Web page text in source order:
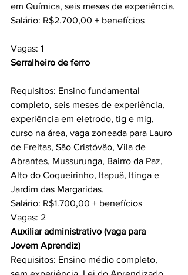
em Química, seis meses de experiência.
Salário: R$2.700,00 + benefícios
Vagas: 1
Serralheiro de ferro
Requisitos: Ensino fundamental
completo, seis meses de experiência,
experiência em eletrodo, tig e mig,
curso na área, vaga zoneada para Lauro
de Freitas, São Cristóvão, Vila de
Abrantes, Mussurunga, Bairro da Paz,
Alto do Coqueirinho, Itapuã, Itinga e
Jardim das Margaridas.
Salário: R$1.700,00 + benefícios
Vagas: 2
Auxiliar administrativo (vaga para
Jovem Aprendiz)
Requisitos: Ensino médio completo,